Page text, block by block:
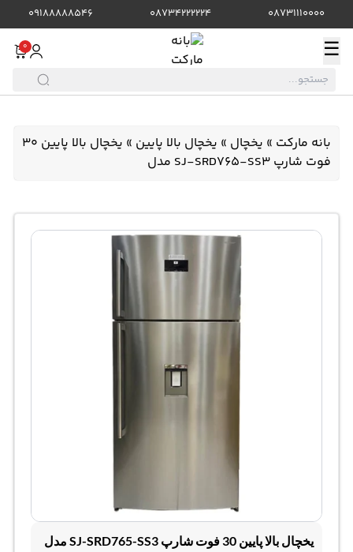
08731110000
08734222224
09188888546
☰
0
بانه مارکت » یخچال » یخچال بالا پایین »
یخچال بالا پایین 30
فوت شارپ SJ-SRD765-SS3 مدل
یخچال بالا پایین 30 فوت شارپ SJ-SRD765-SS3 مدل